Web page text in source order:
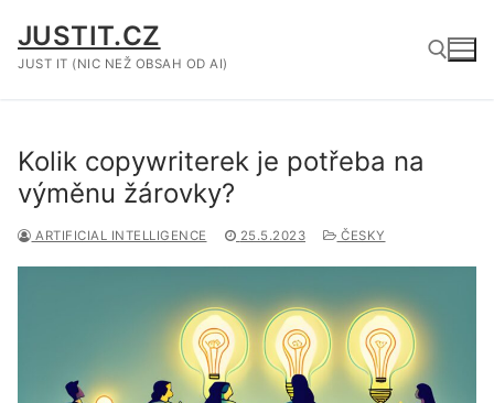
na
obsah
JUSTIT.CZ
JUST IT (NIC NEŽ OBSAH OD AI)
Kolik copywriterek je potřeba na
výměnu žárovky?
ARTIFICIAL INTELLIGENCE 25.5.2023 ČESKY